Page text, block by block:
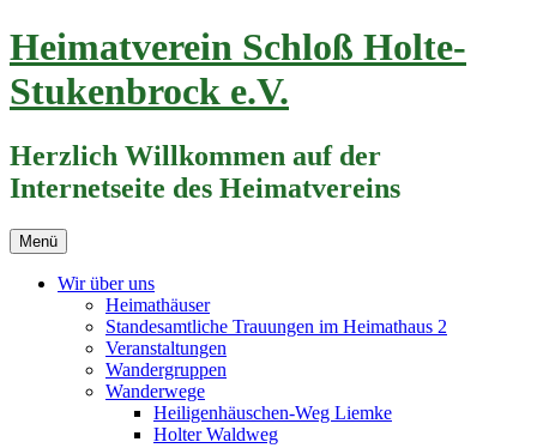
Zum
Inhalt
springen
Heimatverein Schloß Holte-
Stukenbrock e.V.
Herzlich Willkommen auf der
Internetseite des Heimatvereins
Menü
Wir über uns
Heimathäuser
Standesamtliche Trauungen im Heimathaus 2
Veranstaltungen
Wandergruppen
Wanderwege
Heiligenhäuschen-Weg Liemke
Holter Waldweg